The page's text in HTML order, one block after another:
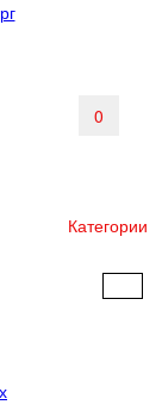
0
Категории